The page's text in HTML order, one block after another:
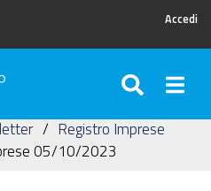
Accedi
Registro Imprese
05/10/2023